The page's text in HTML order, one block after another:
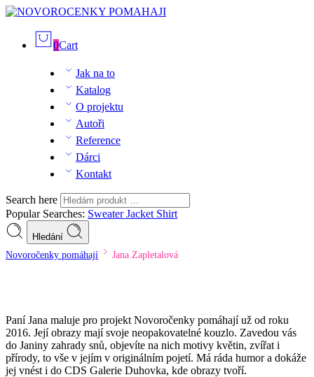
0Cart
Jak na to
Katalog
O projektu
Autoři
Reference
Dárci
Kontakt
Search here
Popular Searches: SweaterJacket Shirt
Hledání
Novoročenky pomáhají Jana Zapletalová
Paní Jana maluje pro projekt Novoročenky pomáhají už od roku
2016. Její obrazy mají svoje neopakovatelné kouzlo. Zavedou vás
do Janiny zahrady snů, objevíte na nich motivy květin, zvířat i
přírody, to vše v jejím v originálním pojetí. Má ráda humor a dokáže
jej vnést i do CDS Galerie Duhovka, kde obrazy tvoří.